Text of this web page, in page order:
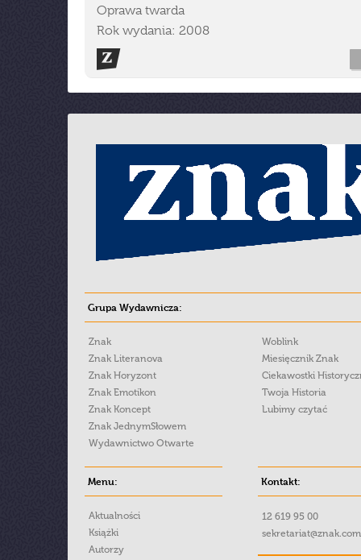
Oprawa twarda
Rok wydania: 2008
Grupa Wydawnicza:
Znak
Znak Literanova
Znak Horyzont
Znak Emotikon
Znak Koncept
Znak JednymSłowem
Wydawnictwo Otwarte
Woblink
Miesięcznik Znak
Ciekawostki
Twoja Historia
Lubimy czytać
Menu:
Aktualności
Książki
Autorzy
Kontakt:
12 619 95 00